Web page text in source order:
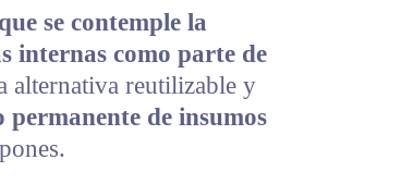
se contemple la
internas como parte de
alternativa reutilizable y
permanente de insumos